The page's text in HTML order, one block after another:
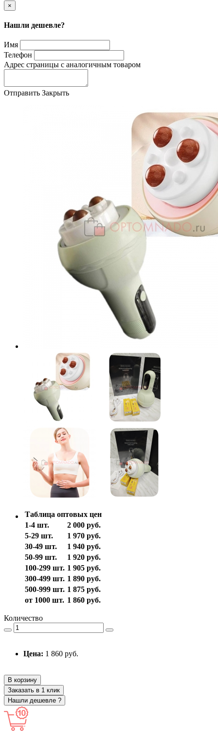
×
Нашли дешевле?
Имя
Телефон
Адрес страницы с аналогичным товаром
Отправить Закрыть
Таблица оптовых цен
1-4 шт.
2 000 руб.
5-29 шт.
1 970 руб.
30-49 шт.
1 940 руб.
50-99 шт.
1 920 руб.
100-299 шт. 1 905 руб.
300-499 шт. 1 890 руб.
500-999 шт. 1 875 руб.
от 1000 шт. 1 860 руб.
Количество
Цена: 1 860 руб.
В корзину
Заказать в 1 клик
Нашли дешевле ?